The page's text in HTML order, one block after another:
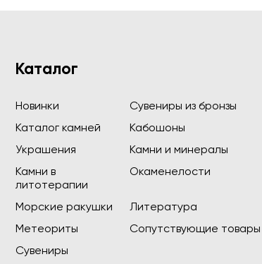
Каталог
Новинки
Сувениры из бронзы
Каталог камней
Кабошоны
Украшения
Камни и минералы
Камни в
литотерапии
Окаменелости
Морские ракушки
Литература
Метеориты
Сопутствующие товары
Сувениры